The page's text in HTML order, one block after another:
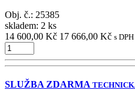
Obj. č.: 25385
skladem: 2 ks
14 600,00 Kč 17 666,00 Kč s DPH
SLUŽBA ZDARMA